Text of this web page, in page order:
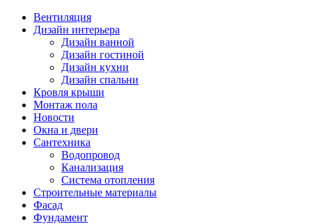
Вентиляция
Дизайн интерьера
Дизайн ванной
Дизайн гостиной
Дизайн кухни
Дизайн спальни
Кровля крыши
Монтаж пола
Новости
Окна и двери
Сантехника
Водопровод
Канализация
Система отопления
Строительные материалы
Фасад
Фундамент